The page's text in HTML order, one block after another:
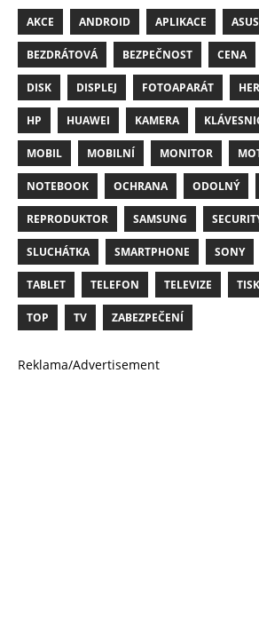
AKCE ANDROID APLIKACE ASUS
BEZDRÁTOVÁ BEZPEČNOST CENA
DISK DISPLEJ FOTOAPARÁT
HP HUAWEI KAMERA
MOBIL MOBILNÍ MONITOR
NOTEBOOK OCHRANA ODOLNÝ
REPRODUKTOR SAMSUNG
SLUCHÁTKA SMARTPHONE SONY
TABLET TELEFON TELEVIZE TISK
TOP TV ZABEZPEČENÍ
Reklama/Advertisement